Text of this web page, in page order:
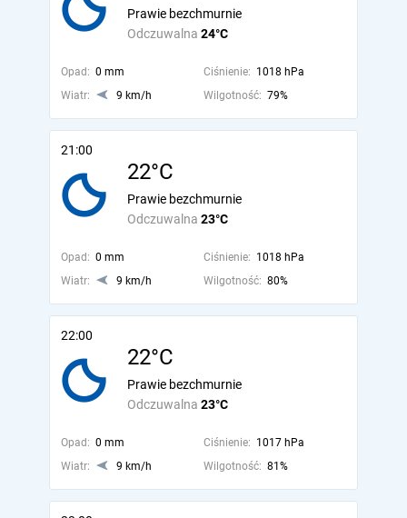
Odczuwalna 24°C
Prawie bezchmurnie
Opad: 0 mm Ciśnienie: 1018 hPa
Wiatr:
9 km/h Wilgotność: 79%
21:00
22°C
Odczuwalna 23°C
Prawie bezchmurnie
Opad: 0 mm Ciśnienie: 1018 hPa
Wiatr:
9 km/h Wilgotność: 80%
22:00
22°C
Odczuwalna 23°C
Prawie bezchmurnie
Opad: 0 mm Ciśnienie: 1017 hPa
Wiatr:
9 km/h Wilgotność: 81%